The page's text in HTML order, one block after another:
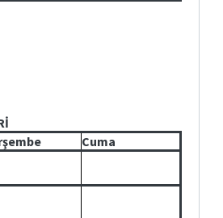
Cuma